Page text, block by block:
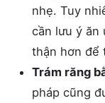
nhẹ. Tuy
cần lưu ý ăn
thận hơn để
Trám răng
pháp cũng